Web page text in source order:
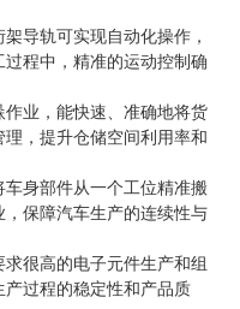
导轨可实现自动化操作，
程中，精准的运动控制确
业，能快速、准确地将货
，提升仓储空间利用率和
身部件从一个工位精准搬
保障汽车生产的连续性与
很高的电子元件生产和组
过程的稳定性和产品质